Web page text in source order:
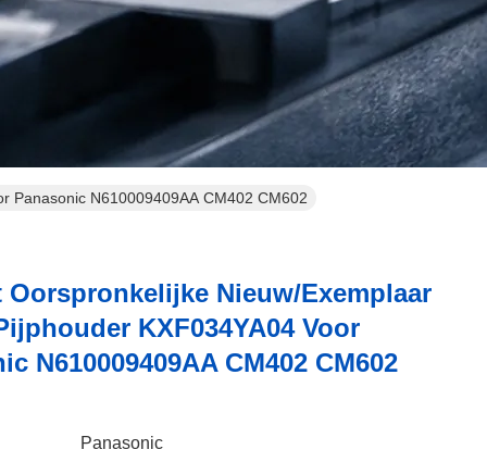
Panasonic N610009409AA CM402 CM602
Oorspronkelijke Nieuw/Exemplaar
KXF034YA04 Voor
N610009409AA CM402 CM602
Panasonic